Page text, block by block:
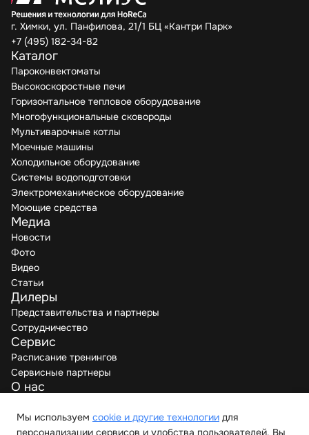
г. Химки, ул. Панфилова, 21/1 БЦ «Кантри Парк»
+7 (495) 182-34-82
Каталог
Пароконвектоматы
Высокоскоростные печи
Горизонтальное тепловое оборудование
Многофункциональные сковороды
Мультиварочные котлы
Моечные машины
Холодильное оборудование
Системы водоподготовки
Электромеханическое оборудование
Моющие средства
Медиа
Новости
Фото
Видео
Статьи
Дилеры
Представительства и партнеры
Сотрудничество
Сервис
Расписание тренингов
Сервисные партнеры
О нас
Вакансии
Контакты
Мы используем cookie и другие технологии для
персонализации сервисов и удобства пользователей. Вы